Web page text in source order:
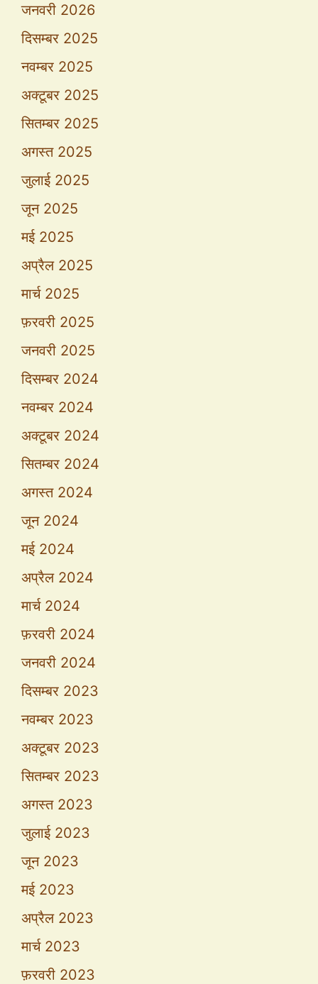
जनवरी 2026
दिसम्बर 2025
नवम्बर 2025
अक्टूबर 2025
सितम्बर 2025
अगस्त 2025
जुलाई 2025
जून 2025
मई 2025
अप्रैल 2025
मार्च 2025
फ़रवरी 2025
जनवरी 2025
दिसम्बर 2024
नवम्बर 2024
अक्टूबर 2024
सितम्बर 2024
अगस्त 2024
जून 2024
मई 2024
अप्रैल 2024
मार्च 2024
फ़रवरी 2024
जनवरी 2024
दिसम्बर 2023
नवम्बर 2023
अक्टूबर 2023
सितम्बर 2023
अगस्त 2023
जुलाई 2023
जून 2023
मई 2023
अप्रैल 2023
मार्च 2023
फ़रवरी 2023